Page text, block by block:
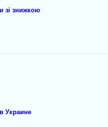
зі знижкою
Украине